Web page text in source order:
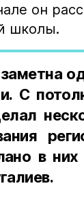
он
школы.
С
в